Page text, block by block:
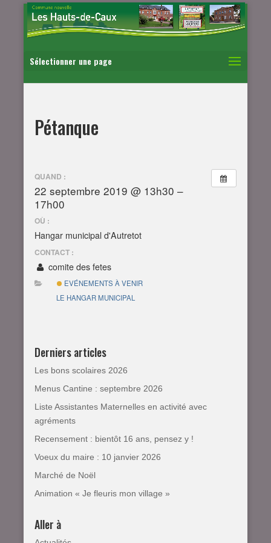
Sélectionner une page
Pétanque
QUAND :
22 septembre 2019 @ 13h30 –
17h00
OÙ :
Hangar municipal d'Autretot
CONTACT :
comite des fetes
EVÉNEMENTS À VENIR
LE HANGAR MUNICIPAL
Derniers articles
Les bons scolaires 2026
Menus Cantine : septembre 2026
Liste Assistantes Maternelles en activité avec
agréments
Recensement : bientôt 16 ans, pensez y !
Voeux du maire : 10 janvier 2026
Marché de Noël
Animation « Je fleuris mon village »
Aller à